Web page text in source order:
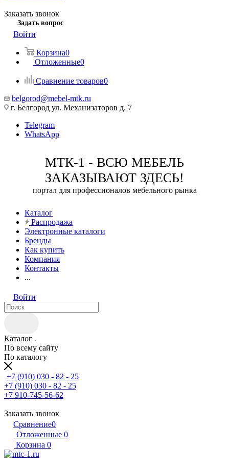
Заказать звонок
Задать вопрос
Войти
Корзина0
Отложенные0
Сравнение товаров0
belgorod@mebel-mtk.ru
г. Белгород ул. Механизаторов д. 7
Telegram
WhatsApp
МТК-1 - ВСЮ МЕБЕЛЬ
ЗАКАЗЫВАЮТ ЗДЕСЬ!
портал для профессионалов мебельного рынка
Каталог
Распродажа
Электронные каталоги
Бренды
Как купить
Компания
Контакты
...
Войти
Каталог
По всему сайту
По каталогу
+7 (910) 030 - 82 - 25
+7 (910) 030 - 82 - 25
+7 910-745-56-62
Заказать звонок
Сравнение0
Отложенные 0
Корзина 0